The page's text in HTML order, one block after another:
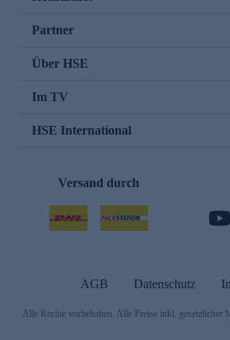
Partner
Über HSE
Im TV
HSE International
Versand durch
AGB Datenschutz
Alle Rechte vorbehalten. Alle Preise inkl. gesetzlicher